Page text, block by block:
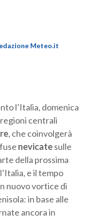
Meteo.it
l’Italia, domenica
centrali
, che coinvolgerà
nevicatesulle
della prossima
e il tempo
nuovo vortice di
in base alle
ancora in